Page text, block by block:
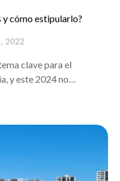
y cómo estipularlo?
2022
clave para el
y este 2024 no…